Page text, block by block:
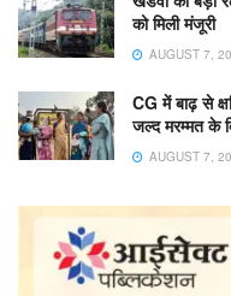
को मिली मंजूरी
AUGUST 7,
CG में बाढ़ से
जल्द मरम्मत के
AUGUST 7,